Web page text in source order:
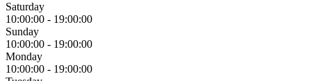
Saturday
10:00:00 - 19:00:00
Sunday
10:00:00 - 19:00:00
Monday
10:00:00 - 19:00:00